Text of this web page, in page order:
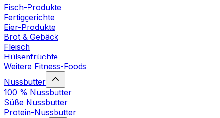
Fisch-Produkte
Fertiggerichte
Eier-Produkte
Brot & Gebäck
Fleisch
Hülsenfrüchte
Weitere Fitness-Foods
Nussbutter
100 % Nussbutter
Süße Nussbutter
Protein-Nussbutter